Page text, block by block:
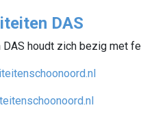
DAS
houdt zich bezig met